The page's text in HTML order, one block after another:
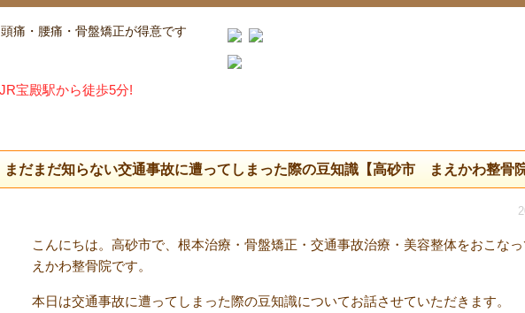
痛・腰痛・骨盤矯正が得意です
JR宝殿駅から徒歩5分!
まだまだ知らない交通事故に遭ってしまった際の豆知識【高砂市 まえかわ整骨院
こんにちは。高砂市で、根本治療・骨盤矯正・交通事故治療・美容整体をおこなっ
えかわ整骨院です。
本日は交通事故に遭ってしまった際の豆知識についてお話させていただきます。